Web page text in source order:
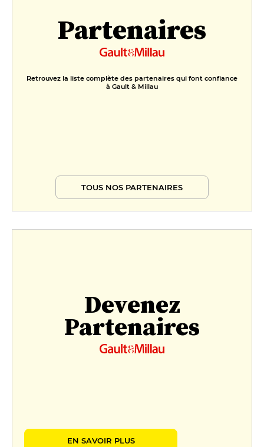
Partenaires
Retrouvez la liste complète des partenaires qui font confiance
à Gault & Millau
TOUS NOS PARTENAIRES
Devenez
Partenaires
EN SAVOIR PLUS